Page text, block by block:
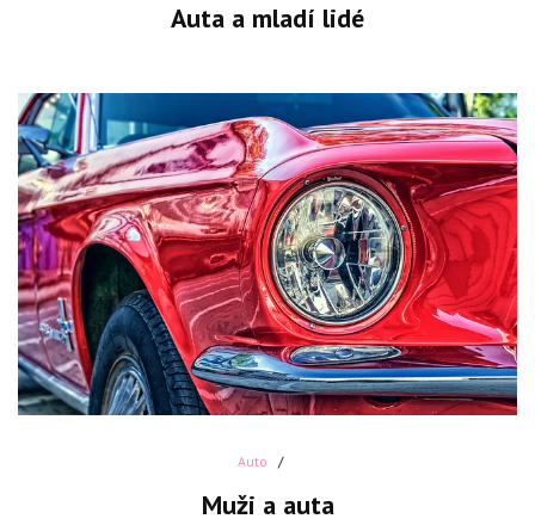
Auta a mladí lidé
Auto
Muži a auta